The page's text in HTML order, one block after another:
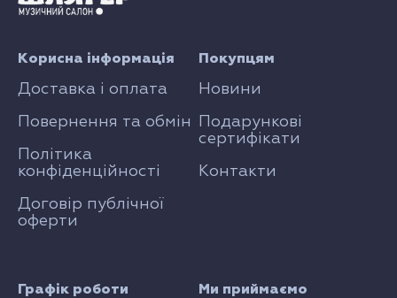
Графік роботи
Покупцям
Новини
Подарункові
сертифікати
Контакти
Корисна інформація
Доставка і оплата
Повернення та обмін
Політика
конфіденційності
Договір публічної
оферти
Ми приймаємо